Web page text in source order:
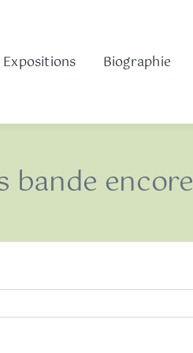
Expositions Biographie
bande encore